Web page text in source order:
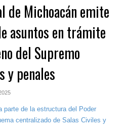
de Michoacán emite
asuntos en trámite
del Supremo
y penales
parte de la estructura del Poder
centralizado de Salas Civiles y